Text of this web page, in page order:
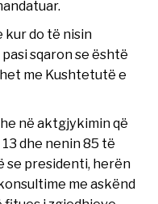
kur do të nisin
sqaron se është
me Kushtetutë e
në aktgjykimin që
dhe nenin 85 të
se presidenti, herën
me askënd